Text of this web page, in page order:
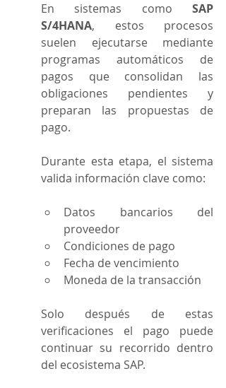
En sistemas como SAP
S/4HANA, estos procesos
suelen ejecutarse mediante
programas automáticos de
pagos que consolidan las
obligaciones pendientes y
preparan las propuestas de
pago.
Durante esta etapa, el sistema
valida información clave como:
Datos bancarios del
proveedor
Condiciones de pago
Fecha de vencimiento
Moneda de la transacción
Solo después de estas
verificaciones el pago puede
continuar su recorrido dentro
del ecosistema SAP.